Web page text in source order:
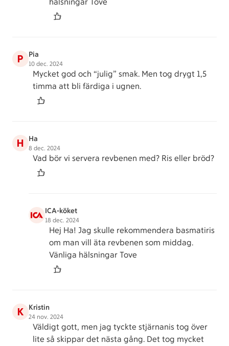
P Pia
10 dec. 2024
Mycket god och “julig” smak. Men tog drygt 1,5
timma att bli färdiga i ugnen.
H Ha
8 dec. 2024
Vad bör vi servera revbenen med? Ris eller bröd?
ICA-köket
18 dec. 2024
Hej Ha! Jag skulle rekommendera basmatiris
om man vill äta revbenen som middag.
Vänliga hälsningar Tove
K Kristin
24 nov. 2024
Väldigt gott, men jag tyckte stjärnanis tog över
lite så skippar det nästa gång. Det tog mycket